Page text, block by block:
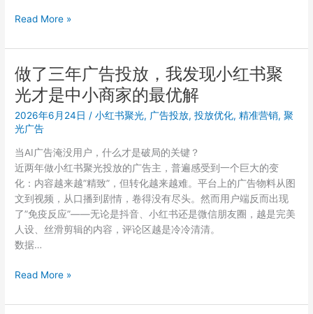
到
广
投
放
效
果
不
尽
意？
试
试
小
红
书
聚
的
Read More »
做了三年广告投放，我发现小红书聚
光才是中小商家的最优解
2026年6月24日 /小红书聚光, 广告投放,投放优化,精准营销,聚
光广告
当AI广告淹没用户，什么才是破局的关键？
近两年做小红书聚光投放的广告主，普遍感受到一个巨大的变
化：内容越来越”精致”，但转化越来越难。平台上的广告物料从图
文到视频，从口播到剧情，卷得没有尽头。然而用户端反而出现
了”免疫反应”——无论是抖音、小红书还是微信朋友圈，越是完美
人设、丝滑剪辑的内容，评论区越是冷冷清清。
数据…
做
三
Read More »